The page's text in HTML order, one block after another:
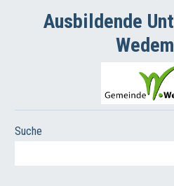
Ausbildende
Suche